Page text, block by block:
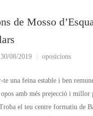
de Mosso
30/08/2019 oposicions
te una feina estable i ben
opos amb més prejecció i millor
el teu centre formatiu de